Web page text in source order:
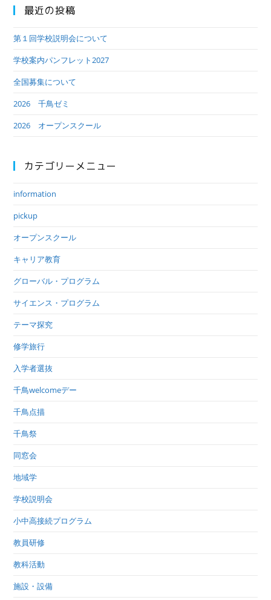
最近の投稿
第１回学校説明会について
学校案内パンフレット2027
全国募集について
2026 千鳥ゼミ
2026 オープンスクール
カテゴリーメニュー
information
pickup
オープンスクール
キャリア教育
グローバル・プログラム
サイエンス・プログラム
テーマ探究
修学旅行
入学者選抜
千鳥welcomeデー
千鳥点描
千鳥祭
同窓会
地域学
学校説明会
小中高接続プログラム
教員研修
教科活動
施設・設備